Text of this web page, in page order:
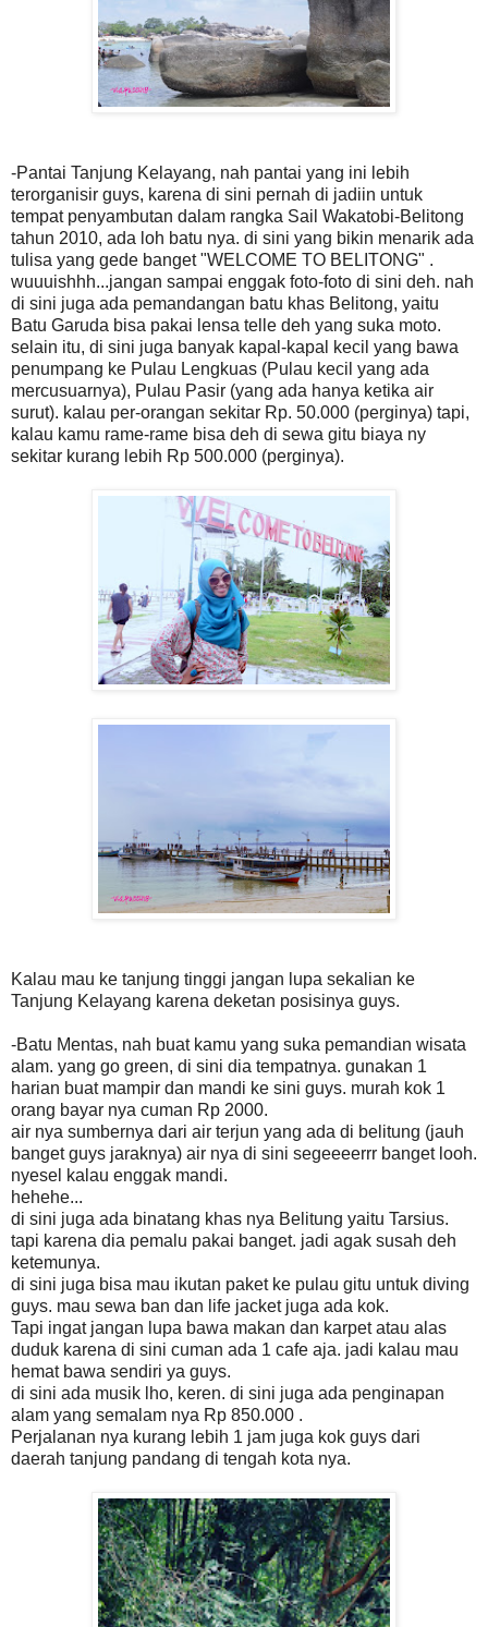
-Pantai Tanjung Kelayang, nah pantai yang ini lebih
terorganisir guys, karena di sini pernah di jadiin untuk
tempat penyambutan dalam rangka Sail Wakatobi-Belitong
tahun 2010, ada loh batu nya. di sini yang bikin menarik ada
tulisa yang gede banget "WELCOME TO BELITONG" .
wuuuishhh...jangan sampai enggak foto-foto di sini deh. nah
di sini juga ada pemandangan batu khas Belitong, yaitu
Batu Garuda bisa pakai lensa telle deh yang suka moto.
selain itu, di sini juga banyak kapal-kapal kecil yang bawa
penumpang ke Pulau Lengkuas (Pulau kecil yang ada
mercusuarnya), Pulau Pasir (yang ada hanya ketika air
surut). kalau per-orangan sekitar Rp. 50.000 (perginya) tapi,
kalau kamu rame-rame bisa deh di sewa gitu biaya ny
sekitar kurang lebih Rp 500.000 (perginya).
Kalau mau ke tanjung tinggi jangan lupa sekalian ke
Tanjung Kelayang karena deketan posisinya guys.
-Batu Mentas, nah buat kamu yang suka pemandian wisata
alam. yang go green, di sini dia tempatnya. gunakan 1
harian buat mampir dan mandi ke sini guys. murah kok 1
orang bayar nya cuman Rp 2000.
air nya sumbernya dari air terjun yang ada di belitung (jauh
banget guys jaraknya) air nya di sini segeeeerrr banget looh.
nyesel kalau enggak mandi.
hehehe...
di sini juga ada binatang khas nya Belitung yaitu Tarsius.
tapi karena dia pemalu pakai banget. jadi agak susah deh
ketemunya.
di sini juga bisa mau ikutan paket ke pulau gitu untuk diving
guys. mau sewa ban dan life jacket juga ada kok.
Tapi ingat jangan lupa bawa makan dan karpet atau alas
duduk karena di sini cuman ada 1 cafe aja. jadi kalau mau
hemat bawa sendiri ya guys.
di sini ada musik lho, keren. di sini juga ada penginapan
alam yang semalam nya Rp 850.000 .
Perjalanan nya kurang lebih 1 jam juga kok guys dari
daerah tanjung pandang di tengah kota nya.